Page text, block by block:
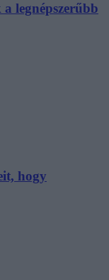
legnépszerűbb
hogy